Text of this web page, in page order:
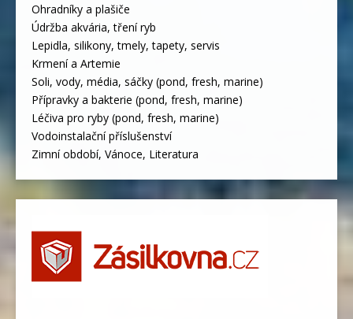
Ohradníky a plašiče
Údržba akvária, tření ryb
Lepidla, silikony, tmely, tapety, servis
Krmení a Artemie
Soli, vody, média, sáčky (pond, fresh, marine)
Přípravky a bakterie (pond, fresh, marine)
Léčiva pro ryby (pond, fresh, marine)
Vodoinstalační příslušenství
Zimní období, Vánoce, Literatura